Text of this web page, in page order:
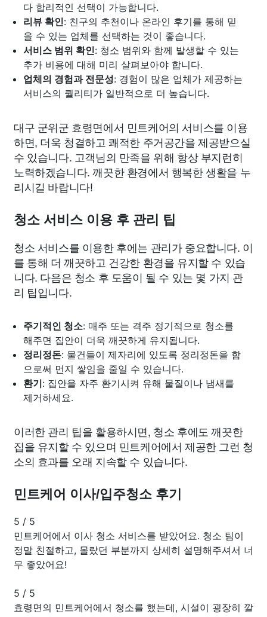
다 합리적인 선택이 가능합니다.
리뷰 확인: 친구의 추천이나 온라인 후기를 통해 믿
을 수 있는 업체를 선택하는 것이 좋습니다.
서비스 범위 확인: 청소 범위와 함께 발생할 수 있는
추가 비용에 대해 미리 살펴보아야 합니다.
업체의 경험과 전문성: 경험이 많은 업체가 제공하는
서비스의 퀄리티가 일반적으로 더 높습니다.
대구 군위군 효령면에서 민트케어의 서비스를 이용
하면, 더욱 청결하고 쾌적한 주거공간을 제공받으실
수 있습니다. 고객님의 만족을 위해 항상 부지런히
노력하겠습니다. 깨끗한 환경에서 행복한 생활을 누
리시길 바랍니다!
청소 서비스 이용 후 관리 팁
청소 서비스를 이용한 후에는 관리가 중요합니다. 이
를 통해 더 깨끗하고 건강한 환경을 유지할 수 있습
니다. 다음은 청소 후 도움이 될 수 있는 몇 가지 관
리 팁입니다.
주기적인 청소: 매주 또는 격주 정기적으로 청소를
해주면 집안이 더욱 깨끗하게 유지됩니다.
정리정돈: 물건들이 제자리에 있도록 정리정돈을 함
으로써 먼지 쌓임을 줄일 수 있습니다.
환기: 집안을 자주 환기시켜 유해 물질이나 냄새를
제거하세요.
이러한 관리 팁을 활용하시면, 청소 후에도 깨끗한
집을 유지할 수 있으며 민트케어에서 제공한 그런 청
소의 효과를 오래 지속할 수 있습니다.
민트케어 이사/입주청소 후기
5 / 5
민트케어에서 이사 청소 서비스를 받았어요. 청소 팀이
정말 친절하고, 몰랐던 부분까지 상세히 설명해주셔서 너
무 좋았어요!
5 / 5
효령면의 민트케어에서 청소를 했는데, 시설이 굉장히 깔